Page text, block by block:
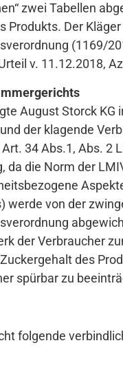
zwei Tabellen
Produkts. Der
(1169/
v. 11.12.2018,
August Storck
der klagende
34 Abs.1, Abs.
da die Norm der
werde von der
der Verbraucher
des
spürbar zu
folgende